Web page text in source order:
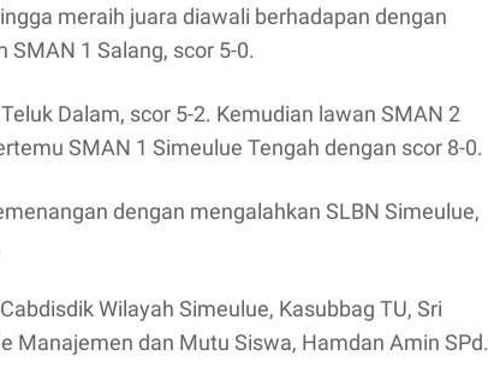
meraih juara diawali berhadapan dengan
SMAN 1 Salang, scor 5-0.
Dalam, scor 5-2. Kemudian lawan SMAN 2
SMAN 1 Simeulue Tengah dengan scor 8-0.
dengan mengalahkan SLBN Simeulue,
Wilayah Simeulue, Kasubbag TU, Sri
Manajemen dan Mutu Siswa, Hamdan Amin SPd.